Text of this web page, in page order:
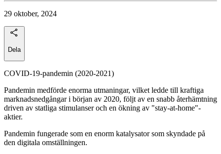
29 oktober, 2024
Dela
COVID-19-pandemin (2020-2021)
Pandemin medförde enorma utmaningar, vilket ledde till kraftiga
marknadsnedgångar i början av 2020, följt av en snabb återhämtning
driven av statliga stimulanser och en ökning av "stay-at-home"-
aktier.
Pandemin fungerade som en enorm katalysator som skyndade på
den digitala omställningen.